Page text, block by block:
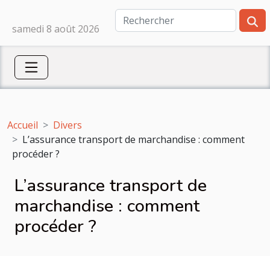
samedi 8 août 2026
Accueil
Divers
L’assurance transport de marchandise : comment
procéder ?
L’assurance transport de
marchandise : comment
procéder ?